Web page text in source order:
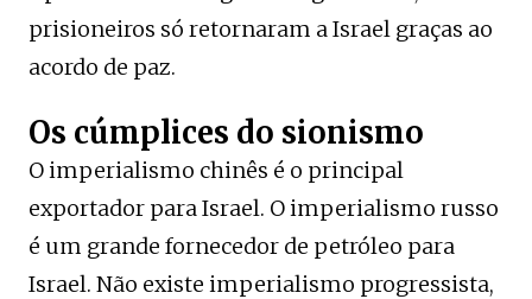
prisioneiros só retornaram a Israel graças ao
acordo de paz.
Os cúmplices do sionismo
O imperialismo chinês é o principal
exportador para Israel. O imperialismo russo
é um grande fornecedor de petróleo para
Israel. Não existe imperialismo progressista,